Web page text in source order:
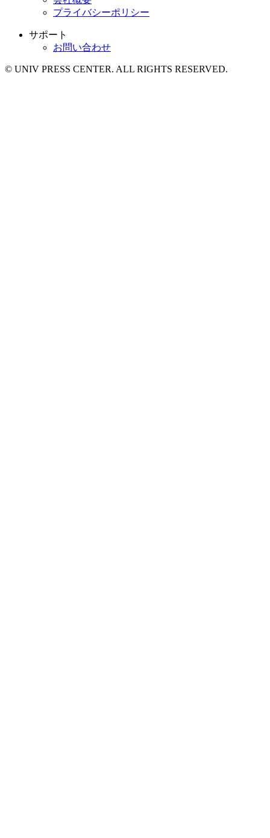
プライバシーポリシー
サポート
お問い合わせ
© UNIV PRESS CENTER. ALL RIGHTS RESERVED.